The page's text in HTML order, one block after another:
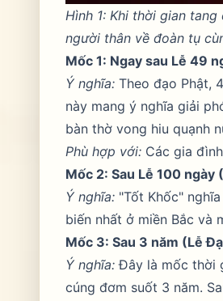
Hình 1: Khi thời gian
người thân về đoàn tụ
Mốc 1: Ngay sau Lễ 49
Ý nghĩa: Theo đạo Phật,
này mang ý nghĩa giải
bàn thờ vong hiu quạnh
Phù hợp với: Các gia
Mốc 2: Sau Lễ 100 ngày
Ý nghĩa: "Tốt Khốc"
biến nhất ở miền Bắc và
Mốc 3: Sau 3 năm (Lễ
Ý nghĩa: Đây là mốc thời
cúng đơm suốt 3 năm.